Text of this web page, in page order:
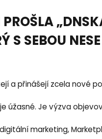
SEBOU
a přinášejí zcela nové
úžasné. Je výzva
marketing,